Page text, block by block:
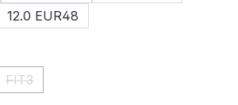
12.0 EUR48
FIT3
(Diese Option ist zurzeit nicht verfügbar.)